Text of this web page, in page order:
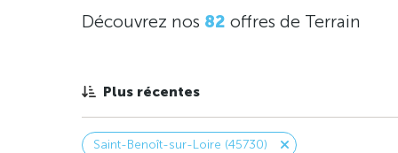
Découvrez nos 82 offres de Terrain
Plus récentes
Saint-Benoît-sur-Loire (45730)